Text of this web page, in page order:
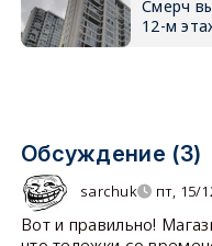
Смерч
12-м
Обсуждение (3)
sarchuk пт, 15/
Вот и правильно!